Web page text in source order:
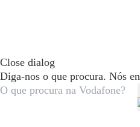
Close dialog
Diga-nos o que procura. Nós